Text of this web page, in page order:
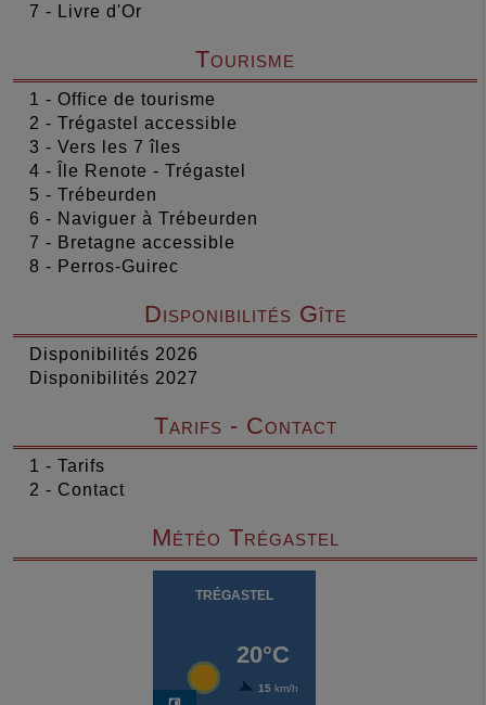
7 - Livre d'Or
Tourisme
1 - Office de tourisme
2 - Trégastel accessible
3 - Vers les 7 îles
4 - Île Renote - Trégastel
5 - Trébeurden
6 - Naviguer à Trébeurden
7 - Bretagne accessible
8 - Perros-Guirec
Disponibilités Gîte
Disponibilités 2026
Disponibilités 2027
Tarifs - Contact
1 - Tarifs
2 - Contact
Météo Trégastel